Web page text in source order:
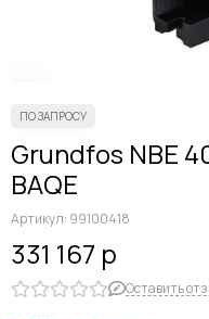
Grundfos NBE
BAQE
Артикул: 99100418
331 167 р
Оставить